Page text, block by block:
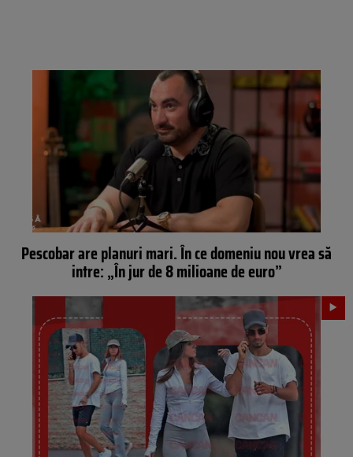
Pescobar are planuri mari. În ce domeniu nou vrea să
intre: „În jur de 8 milioane de euro”